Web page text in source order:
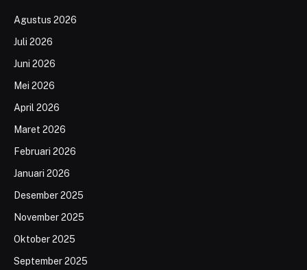
Agustus 2026
Juli 2026
Juni 2026
Mei 2026
April 2026
Maret 2026
Februari 2026
Januari 2026
Desember 2025
November 2025
Oktober 2025
September 2025